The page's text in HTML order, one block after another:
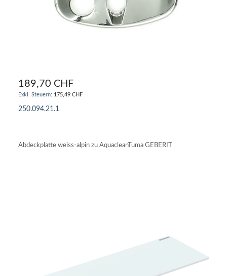
189,70 CHF
175,49 CHF
250.094.21.1
Abdeckplatte weiss-alpin zu AquacleanTuma GEBERIT